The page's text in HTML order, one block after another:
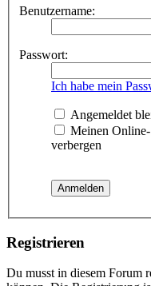
Benutzername:
Passwort:
Ich habe mein
Angemeldet
Meinen
verbergen
Registrieren
Du musst in diesem Forum